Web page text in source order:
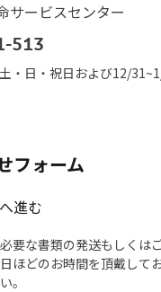
サービスセンター
513
・日・祝日および12/
フォーム
進む
要な書類の発送もしくは
ほどのお時間を頂戴して
。